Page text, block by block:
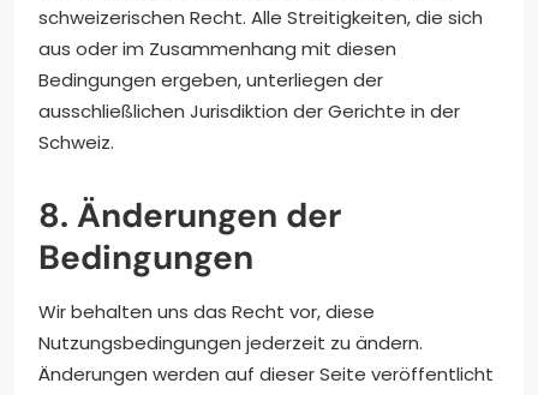
schweizerischen Recht. Alle Streitigkeiten, die sich
aus oder im Zusammenhang mit diesen
Bedingungen ergeben, unterliegen der
ausschließlichen Jurisdiktion der Gerichte in der
Schweiz.
8. Änderungen der
Bedingungen
Wir behalten uns das Recht vor, diese
Nutzungsbedingungen jederzeit zu ändern.
Änderungen werden auf dieser Seite veröffentlicht